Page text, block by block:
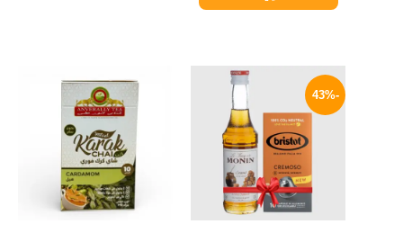
-43%
580 EGP.
السعر
الحالي
هو:
333 EGP.
هناك
العديد
من
الأشكال
المختلفة
السعر:
خلال
المختلفة